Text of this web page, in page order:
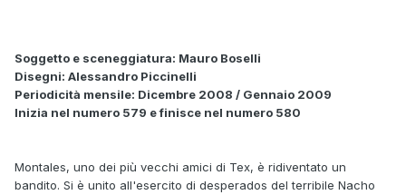
Soggetto e sceneggiatura: Mauro Boselli
Disegni: Alessandro Piccinelli
Periodicità mensile: Dicembre 2008 / Gennaio 2009
Inizia nel numero 579 e finisce nel numero 580
Montales, uno dei più vecchi amici di Tex, è ridiventato un
bandito. Si è unito all'esercito di desperados del terribile Nacho